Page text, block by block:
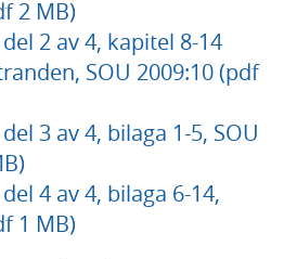
2 MB)
2 av 4, kapitel 8-14
SOU 2009:10 (pdf
3 av 4, bilaga 1-5, SOU
4 av 4, bilaga 6-14,
1 MB)